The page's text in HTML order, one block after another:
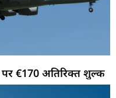
€170 अतिरिक्त शुल्क